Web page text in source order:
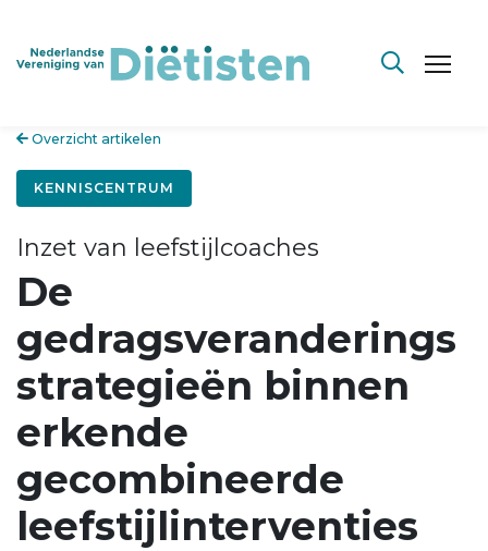
Overzicht artikelen
KENNISCENTRUM
Inzet van leefstijlcoaches
De
gedragsveranderings
strategieën binnen
erkende
gecombineerde
leefstijlinterventies